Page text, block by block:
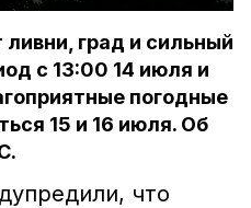
град и сильный
с 13:00 14 июля и
погодные
15 и 16 июля. Об
что